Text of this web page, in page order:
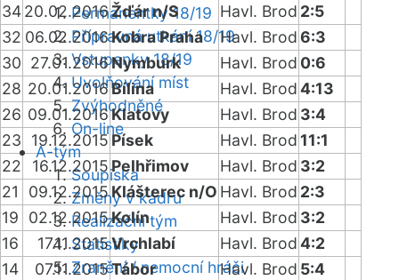
Permanentky 18/19
Přípravná utkání 18/19
Vstupenky 18/19
Uvolňování míst
Zvýhodněné
On-line
A-tým
Soupiska
Změny v kádru
Realizační tým
Statistiky
Zranění / nemocní hráči
3420.02.2016Žďár n/S Havl. Brod 2:5
32 06.02.2016Kobra Praha Havl. Brod6:3
30 27.01.2016Nymburk Havl. Brod 0:6
28 20.01.2016Bílina Havl. Brod4:13
26 09.01.2016Klatovy Havl. Brod 3:4
23
19.12.2015Písek Havl. Brod 11:1
22
16.12.2015Pelhřimov Havl. Brod 3:2
21
09.12.2015Klášterec n/O Havl. Brod 2:3
19
02.12.2015Kolín Havl. Brod 3:2
16
17.11.2015Vrchlabí Havl. Brod4:2
14
07.11.2015Tábor Havl. Brod 5:4